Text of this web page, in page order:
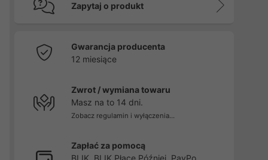
Zapytaj o produkt
Gwarancja producenta
12 miesiące
Zwrot / wymiana towaru
Masz na to 14 dni.
Zobacz regulamin i wyłączenia...
Zapłać za pomocą
BLIK, BLIK Płacę Później, PayPo,